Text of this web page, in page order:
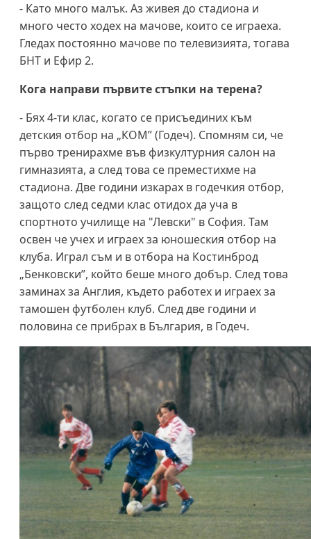
- Като много малък. Аз живея до стадиона и
много често ходех на мачове, които се играеха.
Гледах постоянно мачове по телевизията, тогава
БНТ и Ефир 2.
Кога направи първите стъпки на терена?
- Бях 4-ти клас, когато се присъединих към
детския отбор на „КОМ” (Годеч). Спомням си, че
първо тренирахме във физкултурния салон на
гимназията, а след това се преместихме на
стадиона. Две години изкарах в годечкия отбор,
защото след седми клас отидох да уча в
спортното училище на "Левски" в София. Там
освен че учех и играех за юношеския отбор на
клуба. Играл съм и в отбора на Костинброд
„Бенковски”, който беше много добър. След това
заминах за Англия, където работех и играех за
тамошен футболен клуб. След две години и
половина се прибрах в България, в Годеч.